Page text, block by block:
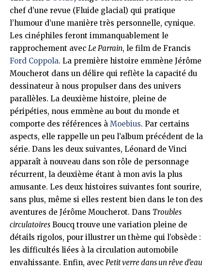
chef d’une revue (Fluide glacial) qui pratique
l’humour d’une manière très personnelle, cynique.
Les cinéphiles feront immanquablement le
rapprochement avec Le Parrain, le film de Francis
Ford Coppola. La première histoire emmène Jérôme
Moucherot dans un délire qui reflète la capacité du
dessinateur à nous propulser dans des univers
parallèles. La deuxième histoire, pleine de
péripéties, nous emmène au bout du monde et
comporte des références à Moebius. Par certains
aspects, elle rappelle un peu l’album précédent de la
série. Dans les deux suivantes, Léonard de Vinci
apparaît à nouveau dans son rôle de personnage
récurrent, la deuxième étant à mon avis la plus
amusante. Les deux histoires suivantes font sourire,
sans plus, même si elles restent bien dans le ton des
aventures de Jérôme Moucherot. Dans Troubles
circulatoires Boucq trouve une variation pleine de
détails rigolos, pour illustrer un thème qui l’obsède :
les difficultés liées à la circulation automobile
envahissante. Enfin, avec Petit verre dans un rêve d’eau